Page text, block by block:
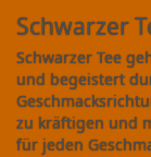
Schwarzer
Schwarzer Tee
und begeistert
zu kräftigen und
für jeden